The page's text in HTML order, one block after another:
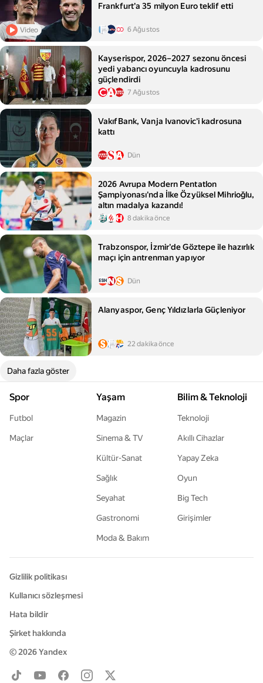
Video
Frankfurt'a 35 milyon Euro teklif etti
6 Ağustos
Kayserispor, 2026–2027 sezonu öncesi
yedi yabancı oyuncuyla kadrosunu
güçlendirdi
7 Ağustos
VakıfBank, Vanja Ivanovic'i kadrosuna
kattı
Dün
2026 Avrupa Modern Pentatlon
Şampiyonası'nda İlke Özyüksel Mihrioğlu,
altın madalya kazandı!
8 dakika önce
Trabzonspor, İzmir'de Göztepe ile hazırlık
maçı için antrenman yapıyor
Dün
Alanyaspor, Genç Yıldızlarla Güçleniyor
22 dakika önce
Daha fazla göster
Spor
Futbol
Maçlar
Yaşam
Magazin
Sinema & TV
Kültür-Sanat
Sağlık
Seyahat
Gastronomi
Moda & Bakım
Bilim & Teknoloji
Teknoloji
Akıllı Cihazlar
Yapay Zeka
Oyun
Big Tech
Girişimler
© 2026Yandex
Gizlilik politikası
Kullanıcı sözleşmesi
Hata bildir
Şirket hakkında